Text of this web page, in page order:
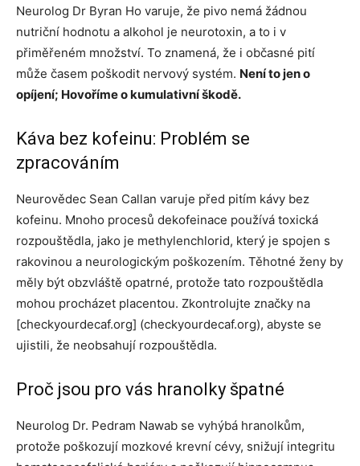
Neurolog Dr Byran Ho varuje, že pivo nemá žádnou
nutriční hodnotu a alkohol je neurotoxin, a to i v
přiměřeném množství. To znamená, že i občasné pití
může časem poškodit nervový systém. Není to jen o
opíjení; Hovoříme o kumulativní škodě.
Káva bez kofeinu: Problém se
zpracováním
Neurovědec Sean Callan varuje před pitím kávy bez
kofeinu. Mnoho procesů dekofeinace používá toxická
rozpouštědla, jako je methylenchlorid, který je spojen s
rakovinou a neurologickým poškozením. Těhotné ženy by
měly být obzvláště opatrné, protože tato rozpouštědla
mohou procházet placentou. Zkontrolujte značky na
[checkyourdecaf.org] (checkyourdecaf.org), abyste se
ujistili, že neobsahují rozpouštědla.
Proč jsou pro vás hranolky špatné
Neurolog Dr. Pedram Nawab se vyhýbá hranolkům,
protože poškozují mozkové krevní cévy, snižují integritu